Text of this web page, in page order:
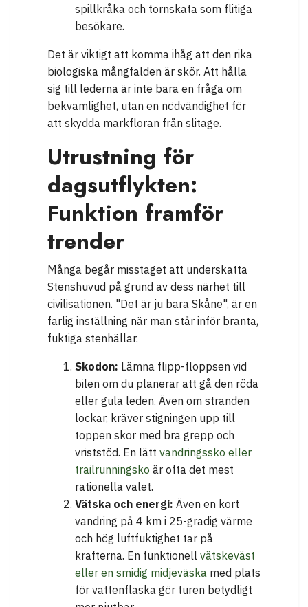
spillkråka och törnskata som flitiga
besökare.
Det är viktigt att komma ihåg att den rika
biologiska mångfalden är skör. Att hålla
sig till lederna är inte bara en fråga om
bekvämlighet, utan en nödvändighet för
att skydda markfloran från slitage.
Utrustning för
dagsutflykten:
Funktion framför
trender
Många begår misstaget att underskatta
Stenshuvud på grund av dess närhet till
civilisationen. "Det är ju bara Skåne", är en
farlig inställning när man står inför branta,
fuktiga stenhällar.
Skodon: Lämna flipp-floppsen vid
bilen om du planerar att gå den röda
eller gula leden. Även om stranden
lockar, kräver stigningen upp till
toppen skor med bra grepp och
vriststöd. En lätt vandringssko eller
trailrunningsko är ofta det mest
rationella valet.
Vätska och energi: Även en kort
vandring på 4 km i 25-gradig värme
och hög luftfuktighet tar på
krafterna. En funktionell vätskeväst
eller en smidig midjeväska med plats
för vattenflaska gör turen betydligt